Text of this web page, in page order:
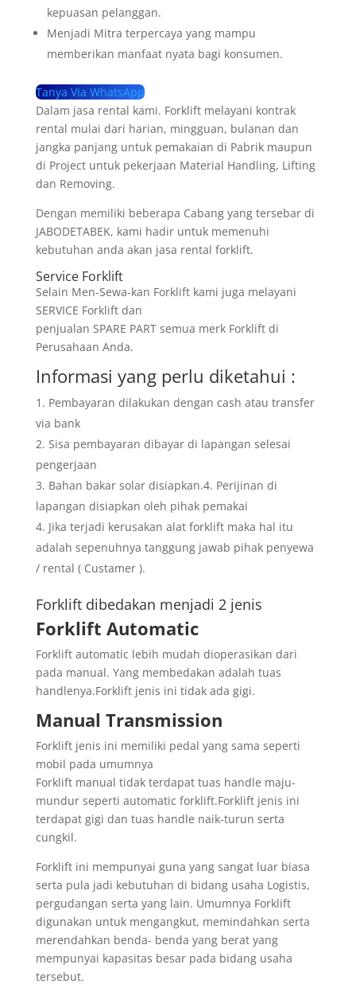
kepuasan pelanggan.
Menjadi Mitra terpercaya yang mampu
memberikan manfaat nyata bagi konsumen.
Tanya Via WhatsApp
Dalam jasa rental kami. Forklift melayani kontrak
rental mulai dari harian, mingguan, bulanan dan
jangka panjang untuk pemakaian di Pabrik maupun
di Project untuk pekerjaan Material Handling, Lifting
dan Removing.
Dengan memiliki beberapa Cabang yang tersebar di
JABODETABEK, kami hadir untuk memenuhi
kebutuhan anda akan jasa rental forklift.
Service Forklift
Selain Men-Sewa-kan Forklift kami juga melayani
SERVICE Forklift dan
penjualan SPARE PART semua merk Forklift di
Perusahaan Anda.
Informasi yang perlu diketahui :
Pembayaran dilakukan dengan cash atau transfer
via bank
Sisa pembayaran dibayar di lapangan selesai
pengerjaan
Bahan bakar solar disiapkan.4. Perijinan di
lapangan disiapkan oleh pihak pemakai
Jika terjadi kerusakan alat forklift maka hal itu
adalah sepenuhnya tanggung jawab pihak penyewa
/ rental ( Custamer ).
Forklift dibedakan menjadi 2 jenis
Forklift Automatic
Forklift automatic lebih mudah dioperasikan dari
pada manual. Yang membedakan adalah tuas
handlenya.Forklift jenis ini tidak ada gigi.
Manual Transmission
Forklift jenis ini memiliki pedal yang sama seperti
mobil pada umumnya
Forklift manual tidak terdapat tuas handle maju-
mundur seperti automatic forklift.Forklift jenis ini
terdapat gigi dan tuas handle naik-turun serta
cungkil.
Forklift ini mempunyai guna yang sangat luar biasa
serta pula jadi kebutuhan di bidang usaha Logistis,
pergudangan serta yang lain. Umumnya Forklift
digunakan untuk mengangkut, memindahkan serta
merendahkan benda- benda yang berat yang
mempunyai kapasitas besar pada bidang usaha
tersebut.